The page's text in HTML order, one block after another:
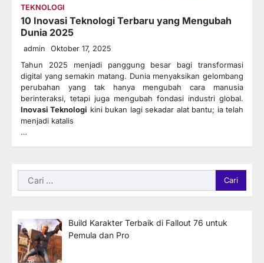
TEKNOLOGI
10 Inovasi Teknologi Terbaru yang Mengubah
Dunia 2025
admin Oktober 17, 2025
Tahun 2025 menjadi panggung besar bagi transformasi
digital yang semakin matang. Dunia menyaksikan gelombang
perubahan yang tak hanya mengubah cara manusia
berinteraksi, tetapi juga mengubah fondasi industri global.
Inovasi Teknologi kini bukan lagi sekadar alat bantu; ia telah
menjadi katalis
…
Cari
untuk:
Build Karakter Terbaik di Fallout 76 untuk
Pemula dan Pro